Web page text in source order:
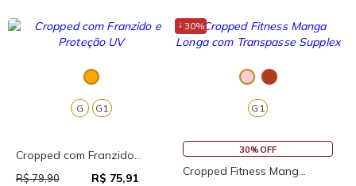
G G1
Cropped com Franzido...
R$ 79,90 R$ 75,91
↓ 30%
G1
30%OFF
Cropped Fitness Mang...